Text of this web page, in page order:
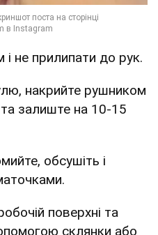
не прилипати до рук.
накрийте рушником
залиште на 10-15
обсушіть і
поверхні та
склянки або